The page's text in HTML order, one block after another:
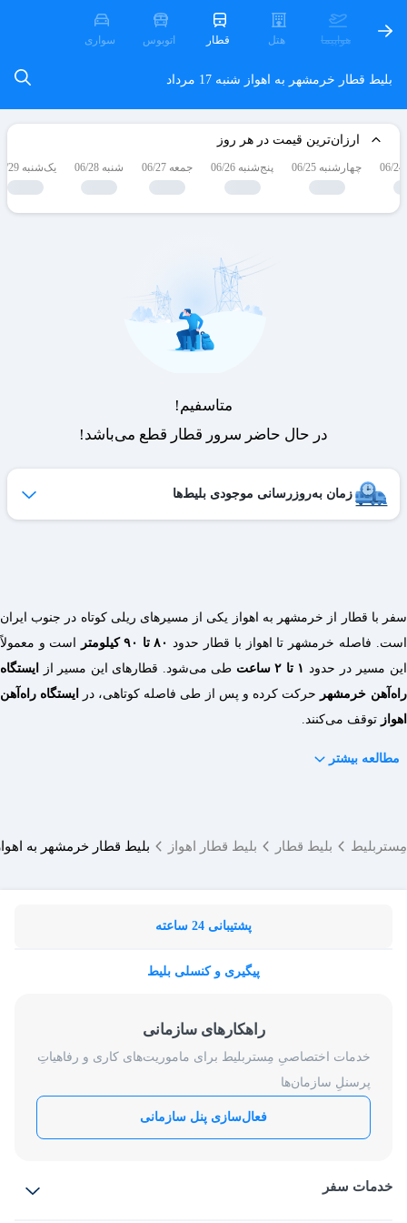
هواپیما هتل قطار اتوبوس سواری
بلیط قطار خرمشهر به اهواز شنبه 17 مرداد
ارزان‌ترین قیمت در هر روز
چهارشنبه 06/25 پنج‌شنبه 06/26 جمعه 06/27 شنبه 06/28 یک‌شنبه 06/29
زمان به‌روزرسانی موجودی بلیط‌ها
متاسفیم!
در حال حاضر سرور قطار قطع می‌باشد!
سفر با قطار از خرمشهر به اهواز یکی از مسیرهای ریلی کوتاه در جنوب ایران
است. فاصله خرمشهر تا اهواز با قطار حدود ۸۰ تا ۹۰ کیلومتر
است و معمولاً
این مسیر در حدود ۱ تا ۲ ساعت طی می‌شود. قطارهای این مسیر از
ایستگاه
راه‌آهن خرمشهر حرکت کرده و پس از طی فاصله کوتاهی، در
ایستگاه راه‌آهن
اهواز توقف می‌کنند.
مطالعه بیشتر
مِستربلیط بلیط قطار بلیط قطار اهواز بلیط قطار خرمشهر به
پشتیبانی 24 ساعته
پیگیری و کنسلی بلیط
راهکارهای سازمانی
خدمات اختصاصیِ مِستربلیط برای ماموریت‌های کاری و رفاهیاتِ
پرسنلِ سازمان‌ها
فعال‌سازی پنل سازمانی
خدمات سفر